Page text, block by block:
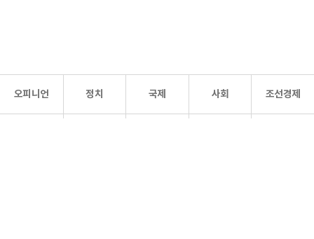
오피니언 정치 국제 사회 조선경제